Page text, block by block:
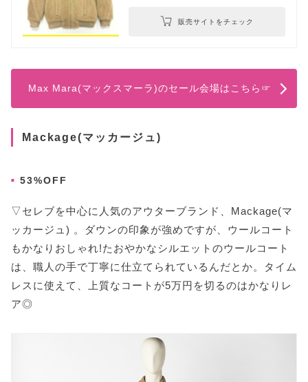
販売サイトをチェック
Max Mara(マックスマーラ)のセール会場はこちら☞
Mackage(マッカージュ)
53%OFF
▽セレブを中心に人気のアウターブランド、Mackage(マ
ッカージュ) 。ダウンの印象が強めですが、ウールコート
もかなりおしゃれ!たおやかなシルエットのウールコート
は、職人の手で丁寧に仕立てられているんだとか。タイム
レスに使えて、上質なコートが5万円を切るのはかなりレ
ア◎